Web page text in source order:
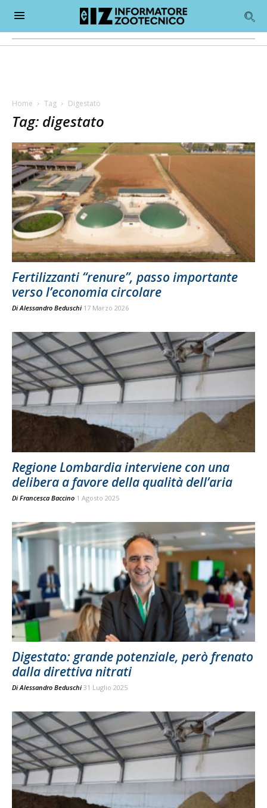
Home Tag Digestato
Tag: digestato
Fertilizzanti “renure”, passo importante
verso l’economia circolare
DiAlessandro Beduschi 17 Marzo 2026
Regione Lombardia interviene con una
delibera a favore della qualità dell’aria
Di Francesca Baccino 1 Agosto 2025
Digestato: grande potenziale, però frenato
dalla direttiva nitrati
DiAlessandro Beduschi 31 Luglio 2025